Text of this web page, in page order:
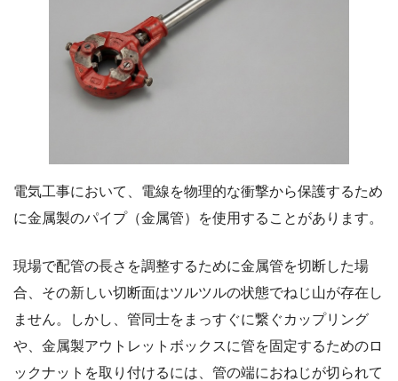
電気工事において、電線を物理的な衝撃から保護するため
に金属製のパイプ（金属管）を使用することがあります。
現場で配管の長さを調整するために金属管を切断した場
合、その新しい切断面はツルツルの状態でねじ山が存在し
ません。しかし、管同士をまっすぐに繋ぐカップリング
や、金属製アウトレットボックスに管を固定するためのロ
ックナットを取り付けるには、管の端におねじが切られて